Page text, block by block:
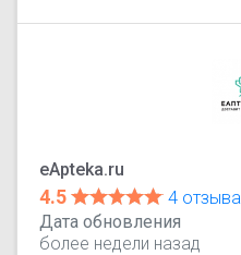
eApteka.ru
4.5
4 отзыва
Дата обновления
более недели назад